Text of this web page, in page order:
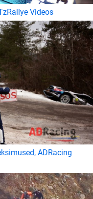
Videos
ADRacing